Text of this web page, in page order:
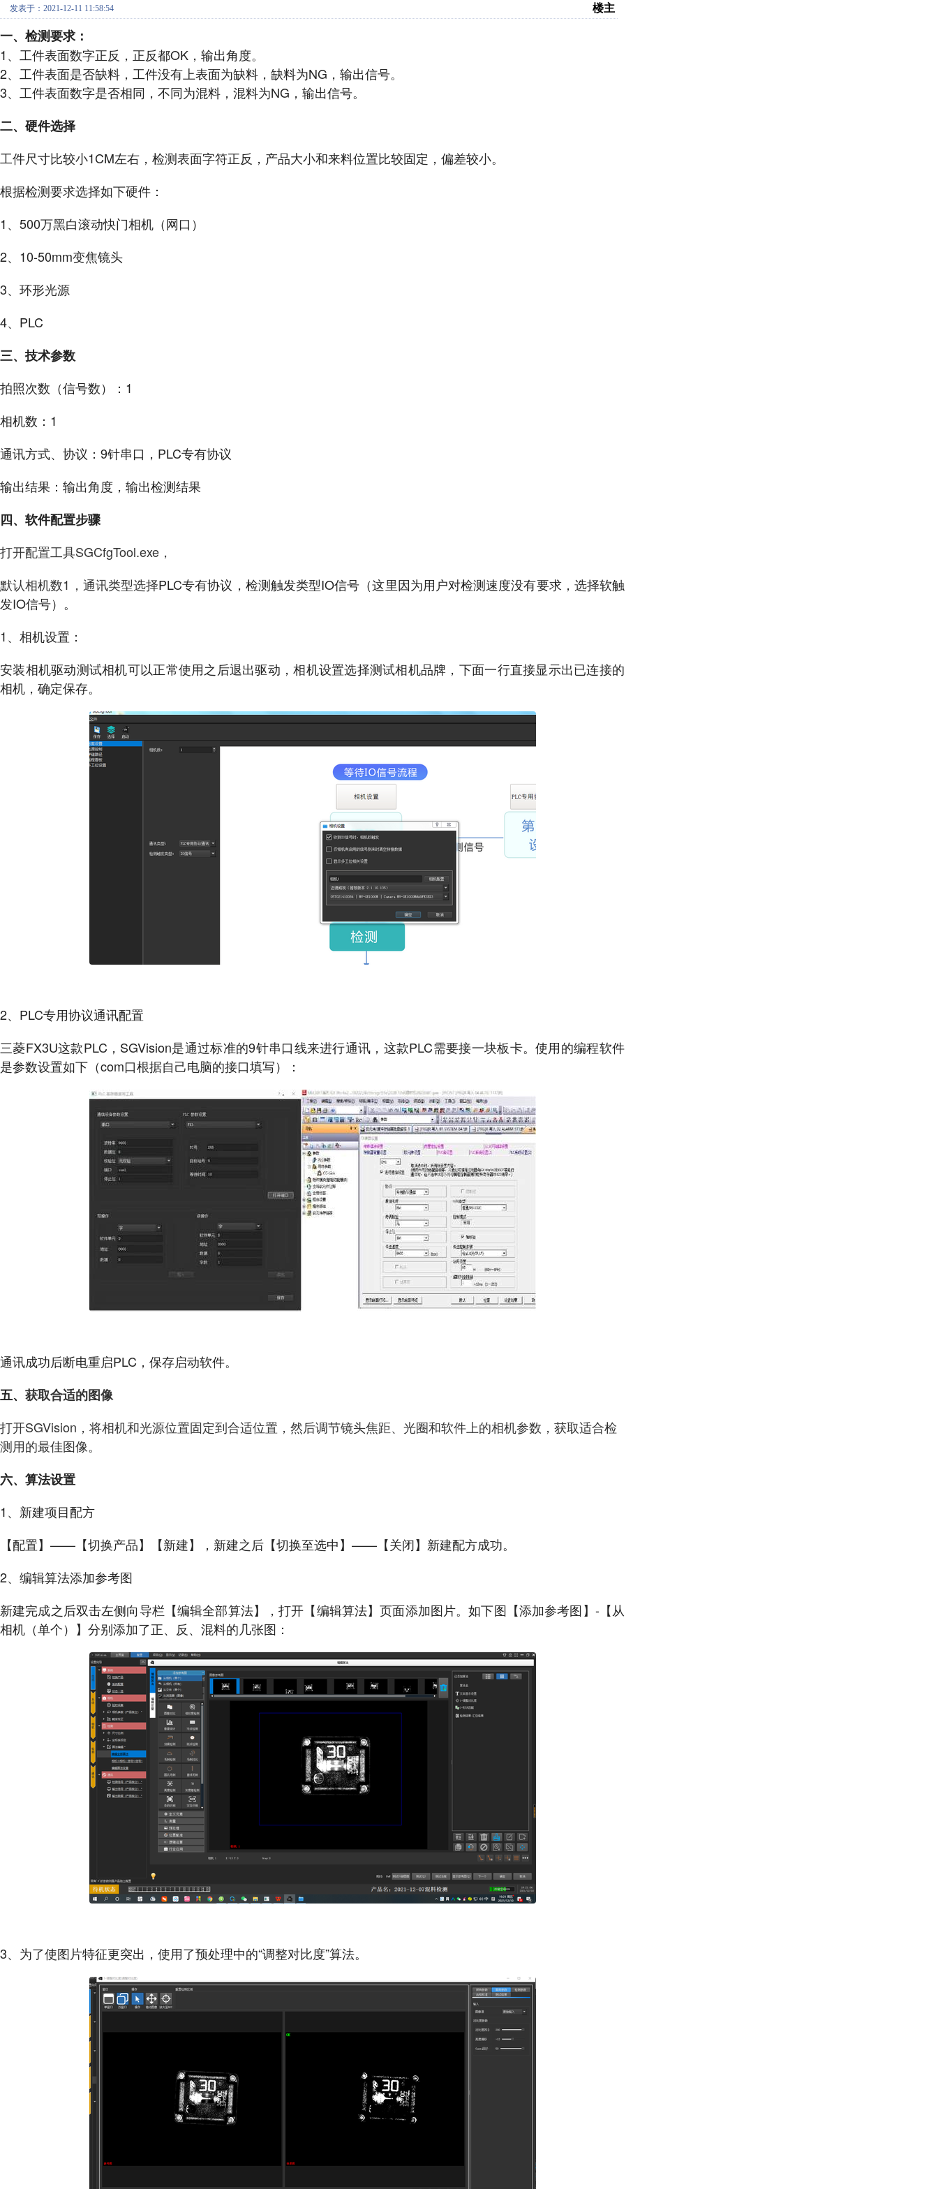
发表于：2021-12-11 11:58:54 楼主
一、检测要求：
1、工件表面数字正反，正反都OK，输出角度。
2、工件表面是否缺料，工件没有上表面为缺料，缺料为NG，输出信号。
3、工件表面数字是否相同，不同为混料，混料为NG，输出信号。
二、硬件选择
工件尺寸比较小1CM左右，检测表面字符正反，产品大小和来料位置比较固定，偏差较小。
根据检测要求选择如下硬件：
1、500万黑白滚动快门相机（网口）
2、10-50mm变焦镜头
3、环形光源
4、PLC
三、技术参数
拍照次数（信号数）：1
相机数：1
通讯方式、协议：9针串口，PLC专有协议
输出结果：输出角度，输出检测结果
四、软件配置步骤
打开配置工具SGCfgTool.exe，
默认相机数1，通讯类型选择PLC专有协议，检测触发类型IO信号（这里因为用户对检测速度没有要求，选择软触
发IO信号）。
1、相机设置：
安装相机驱动测试相机可以正常使用之后退出驱动，相机设置选择测试相机品牌，下面一行直接显示出已连接的
相机，确定保存。
2、PLC专用协议通讯配置
三菱FX3U这款PLC，SGVision是通过标准的9针串口线来进行通讯，这款PLC需要接一块板卡。使用的编程软件
是参数设置如下（com口根据自己电脑的接口填写）：
通讯成功后断电重启PLC，保存启动软件。
五、 获取合适的图像
打开SGVision，将相机和光源位置固定到合适位置，然后调节镜头焦距、光圈和软件上的相机参数，获取适合检
测用的最佳图像。
六、算法设置
1、新建项目配方
【配置】——【切换产品】【新建】，新建之后【切换至选中】——【关闭】新建配方成功。
2、编辑算法添加参考图
新建完成之后双击左侧向导栏【编辑全部算法】，打开【编辑算法】页面添加图片。如下图【添加参考图】-【从
相机（单个）】分别添加了正、反、混料的几张图：
3、为了使图片特征更突出，使用了预处理中的“调整对比度”算法。